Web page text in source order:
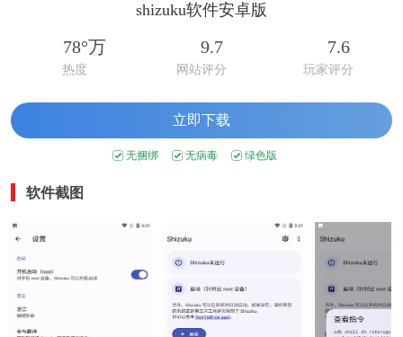
shizuku软件安卓版
78°万
热度
9.7
网站评分
7.6
玩家评分
立即下载
无捆绑 无病毒 绿色版
软件截图